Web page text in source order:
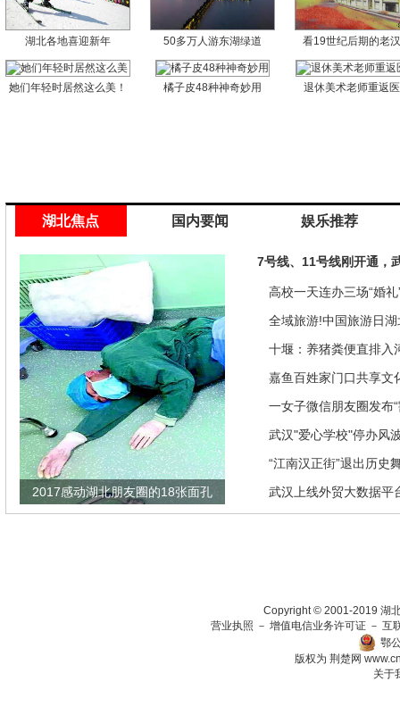
湖北各地喜迎新年 50多万人游东湖绿道 看19世纪后期的老
她们年轻时居然这么美！ 橘子皮48种神奇妙用 退休美术老师重返
湖北焦点 国内要闻 娱乐推荐
2017感动湖北朋友圈的18张面孔
7号线、11号线刚开通，
高校一天连办三场“婚
来是因为…
全域旅游!中国旅游日
推优惠政策
十堰：养猪粪便直排入
偿40余万元
嘉鱼百姓家门口共享文
馆讲座家里看
一女子微信朋友圈发布
发现竟是闹剧
武汉"爱心学校"停办风
“江南汉正街”退出历史
武汉上线外贸大数据平
Copyright © 2001-2019 湖
营业执照 － 增值电信业务许可证 － 互
鄂
版权为 荆楚网
关于